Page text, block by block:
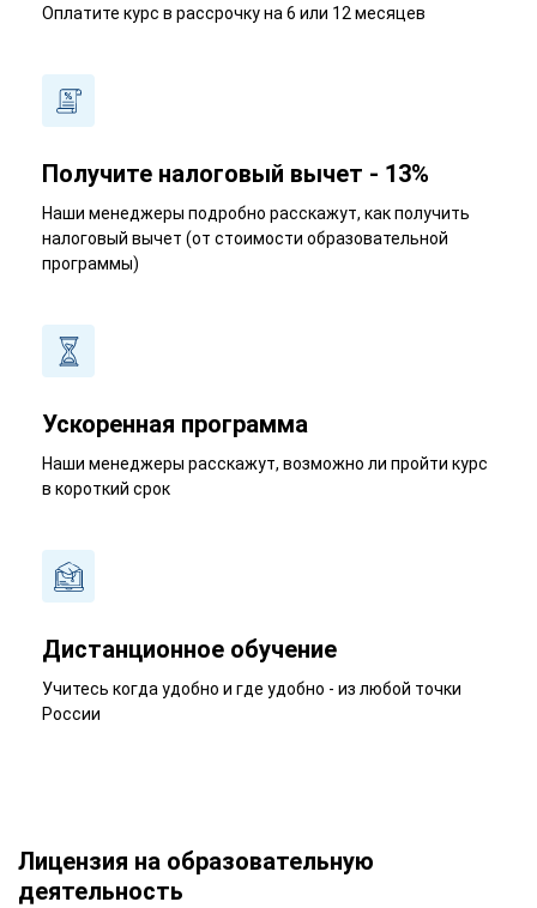
Оплатите курс в рассрочку на 6 или 12 месяцев
Получите налоговый вычет - 13%
Наши менеджеры подробно расскажут, как получить
налоговый вычет (от стоимости образовательной
программы)
Ускоренная программа
Наши менеджеры расскажут, возможно ли пройти курс
в короткий срок
Дистанционное обучение
Учитесь когда удобно и где удобно - из любой точки
России
Лицензия на образовательную
деятельность